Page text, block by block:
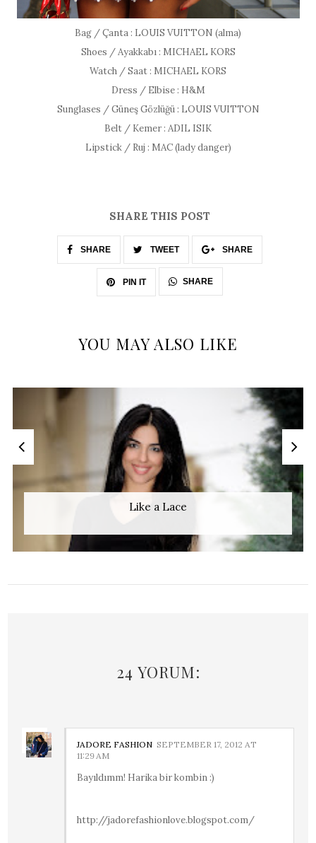
Bag / Çanta : LOUIS VUITTON (alma)
Shoes / Ayakkabı : MICHAEL KORS
Watch / Saat : MICHAEL KORS
Dress / Elbise : H&M
Sunglases / Güneş Gözlüğü : LOUIS VUITTON
Belt / Kemer : ADIL ISIK
Lipstick / Ruj : MAC (lady danger)
SHARE THIS POST
SHARE TWEET SHARE
PIN IT SHARE
YOU MAY ALSO LIKE
Like a Lace
24 YORUM:
JADORE FASHION SEPTEMBER 17, 2012 AT
11:29 AM
Bayıldımm! Harika bir kombin :)
http://jadorefashionlove.blogspot.com/